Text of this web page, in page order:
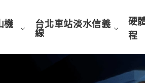
機
台北車站淡水信義
線
硬
程